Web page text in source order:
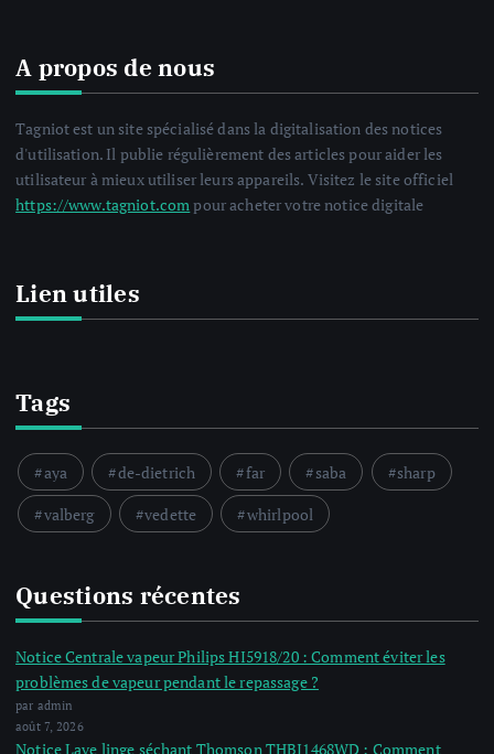
A propos de nous
Tagniot est un site spécialisé dans la digitalisation des notices
d'utilisation. Il publie régulièrement des articles pour aider les
utilisateur à mieux utiliser leurs appareils. Visitez le site officiel
https://www.tagniot.com pour acheter votre notice digitale
Lien utiles
Tags
aya de-dietrich far saba
sharp
valberg
vedette whirlpool
Questions récentes
Notice Centrale vapeur Philips HI5918/20 : Comment éviter les
problèmes de vapeur pendant le repassage ?
par admin
août 7, 2026
Notice Lave linge séchant Thomson THBI1468WD : Comment